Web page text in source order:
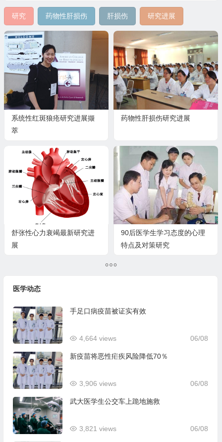
研究 药物性肝损伤 肝损伤 研究进展
系统性红斑狼疮研究进展撷
萃
药物性肝损伤研究进展
舒张性心力衰竭最新研究进
展
90后医学生学习态度的心理
特点及对策研究
医学动态
手足口病疫苗被证实有效
06/08
4,664 views
新疫苗将恶性疟疾风险降低70％
06/08
3,906 views
武大医学生公交车上跪地施救
06/08
3,821 views